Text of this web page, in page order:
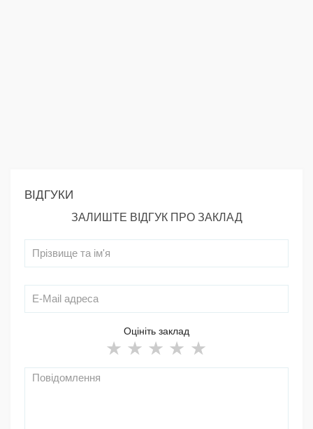
ВІДГУКИ
ЗАЛИШТЕ ВІДГУК ПРО ЗАКЛАД
Оцініть заклад